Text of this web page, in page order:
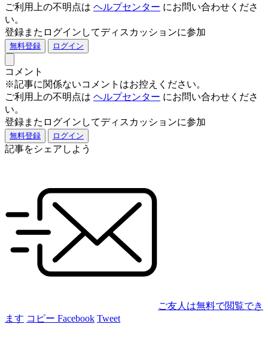
ご利用上の不明点は ヘルプセンター にお問い合わせくださ
い。
登録またログインしてディスカッションに参加
無料登録 ログイン
コメント
※記事に関係ないコメントはお控えください。
ご利用上の不明点は ヘルプセンター にお問い合わせくださ
い。
登録またログインしてディスカッションに参加
無料登録 ログイン
記事をシェアしよう
ご友人は無料で閲覧でき
ます コピー Facebook Tweet